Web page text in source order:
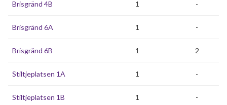
Brisgränd 4B 1 -
Brisgränd 6A 1 -
Brisgränd 6B 1 2
Stiltjeplatsen 1A 1 -
Stiltjeplatsen 1B 1 -